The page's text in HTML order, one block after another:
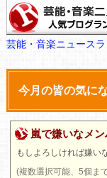
芸能・音楽ニュース
今月の皆の気に
嵐で嫌いなメ
もしよろしければ嫌い
(複数選択可能、5個ま